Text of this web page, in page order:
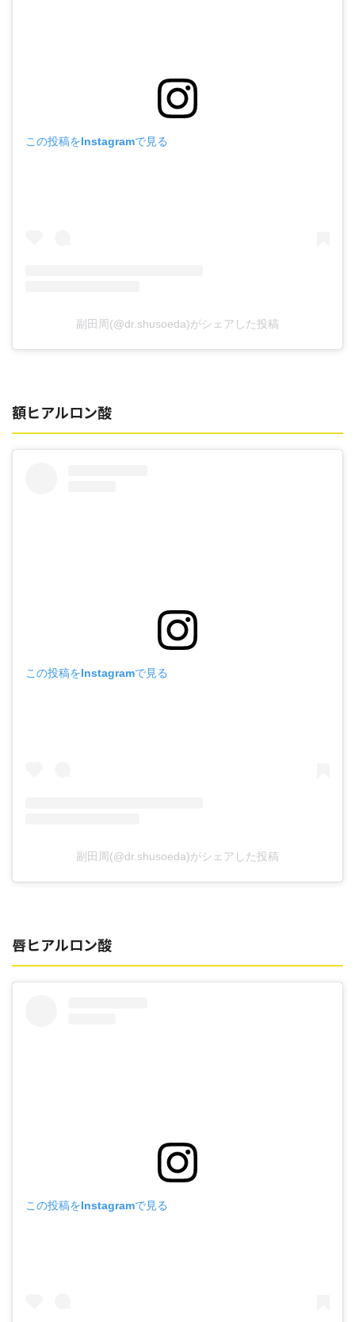
この投稿をInstagramで見る
副田周(@dr.shusoeda)がシェアした投稿
額ヒアルロン酸
この投稿をInstagramで見る
副田周(@dr.shusoeda)がシェアした投稿
唇ヒアルロン酸
この投稿をInstagramで見る